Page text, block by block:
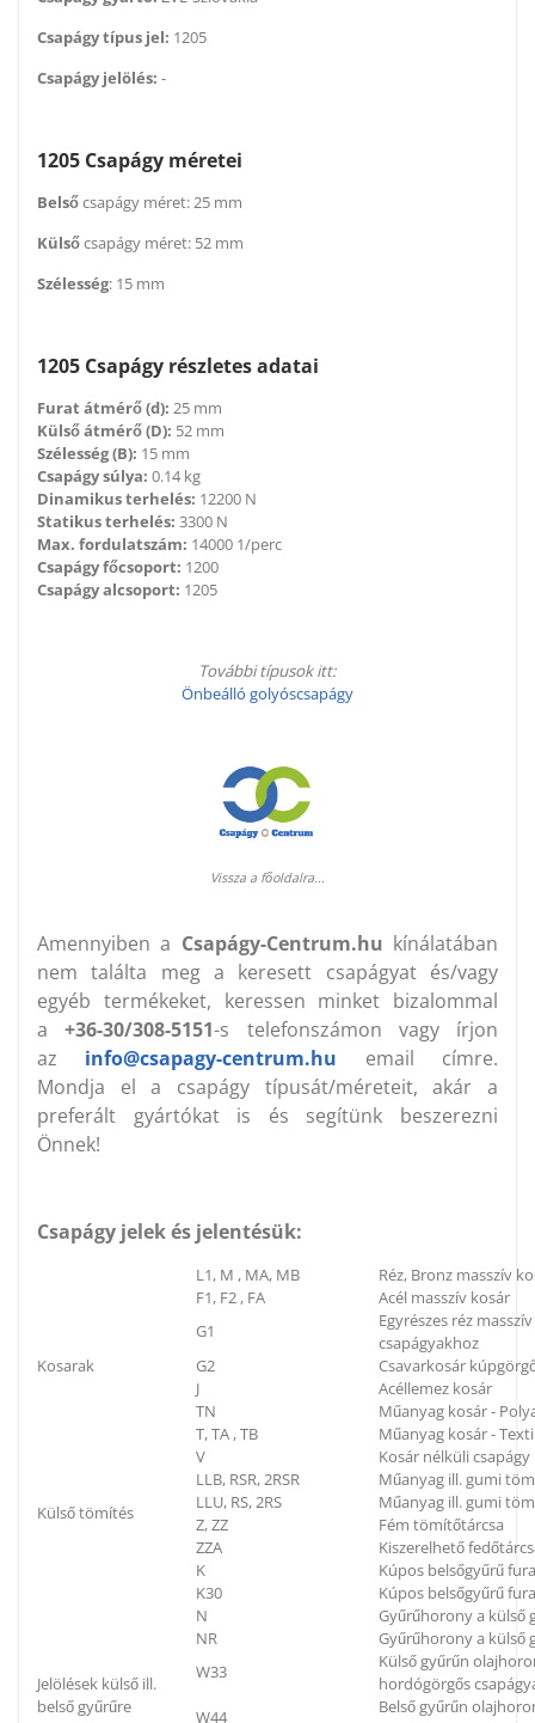
Csapágy típus jel: 1205
Csapágy jelölés: -
1205 Csapágy méretei
Belsőcsapágy méret: 25 mm
Külsőcsapágy méret: 52 mm
Szélesség: 15 mm
1205 Csapágy részletes adatai
Furat átmérő (d): 25 mm
Külső átmérő (D): 52 mm
Szélesség (B): 15 mm
Csapágy súlya: 0.14 kg
Dinamikus terhelés: 12200 N
Statikus terhelés: 3300 N
Max. fordulatszám: 14000 1/perc
Csapágy főcsoport: 1200
Csapágy alcsoport: 1205
További típusok itt:
Önbeálló golyóscsapágy
Vissza a főoldalra...
Amennyiben a Csapágy-Centrum.hu kínálatában
nem találta meg a keresett csapágyat és/vagy
egyéb termékeket, keressen minket bizalommal
a+36-30/308-5151-s telefonszámon vagy írjon
az info@csapagy-centrum.hu email címre.
Mondja el a csapágy típusát/méreteit, akár a
preferált gyártókat is és segítünk beszerezni
Önnek!
Csapágy jelek és jelentésük:
Kosarak
L1, M , MA, MB
Réz, Bronz masszív
F1, F2 , FA
Acél masszív kosár
G1
Egyrészes réz
csapágyakhoz
G2
Csavarkosár
J
Acéllemez kosár
TN
Műanyag kosár -
T, TA , TB
Műanyag kosár -
V
Kosár nélküli csapágy
Külső tömítés
LLB, RSR, 2RSR
Műanyag ill. gumi
LLU, RS, 2RS
Műanyag ill. gumi
Z, ZZ
Fém tömítőtárcsa
ZZA
Kiszerelhető
Jelölések külső ill.
belső gyűrűre
K
Kúpos belsőgyűrű
K30
Kúpos belsőgyűrű
N
Gyűrűhorony a külső
NR
Gyűrűhorony a külső
W33
Külső gyűrűn
hordógörgős
W44
Belső gyűrűn